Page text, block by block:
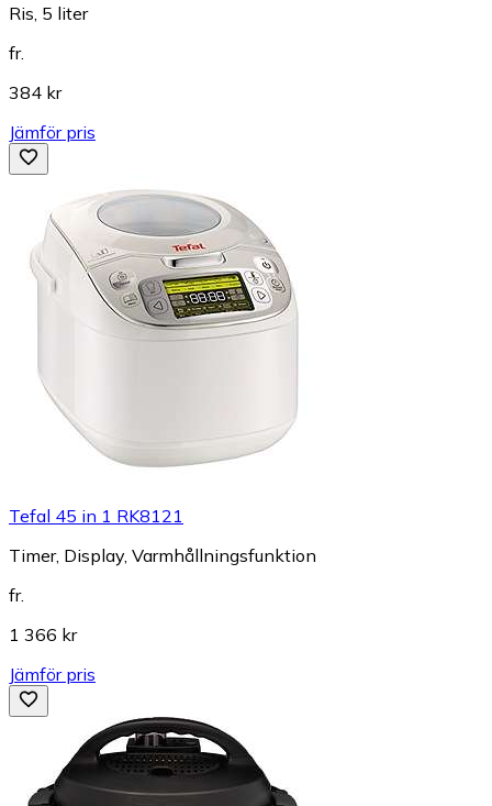
Ris, 5 liter
fr.
384 kr
Jämför pris
Tefal 45 in 1 RK8121
Timer, Display, Varmhållningsfunktion
fr.
1 366 kr
Jämför pris